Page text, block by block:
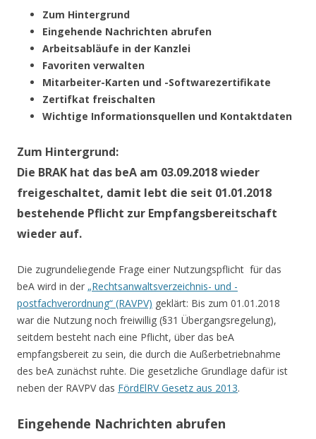
Zum Hintergrund
Eingehende Nachrichten abrufen
Arbeitsabläufe in der Kanzlei
Favoriten verwalten
Mitarbeiter-Karten und -Softwarezertifikate
Zertifkat freischalten
Wichtige Informationsquellen und Kontaktdaten
Zum Hintergrund:
Die BRAK hat das beA am 03.09.2018 wieder
freigeschaltet, damit lebt die seit 01.01.2018
bestehende Pflicht zur Empfangsbereitschaft
wieder auf.
Die zugrundeliegende Frage einer Nutzungspflicht für das
beA wird in der „Rechtsanwaltsverzeichnis- und -
postfachverordnung“ (RAVPV) geklärt: Bis zum 01.01.2018
war die Nutzung noch freiwillig (§31 Übergangsregelung),
seitdem besteht nach eine Pflicht, über das beA
empfangsbereit zu sein, die durch die Außerbetriebnahme
des beA zunächst ruhte. Die gesetzliche Grundlage dafür ist
neben der RAVPV das FördElRV Gesetz aus 2013.
Eingehende Nachrichten abrufen